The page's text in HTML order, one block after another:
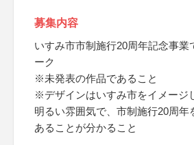
募集内容
いすみ市市制施行20周年記念事業
ーク
※未発表の作品であること
※デザインはいすみ市をイメージ
明るい雰囲気で、市制施行20周年
あることが分かること